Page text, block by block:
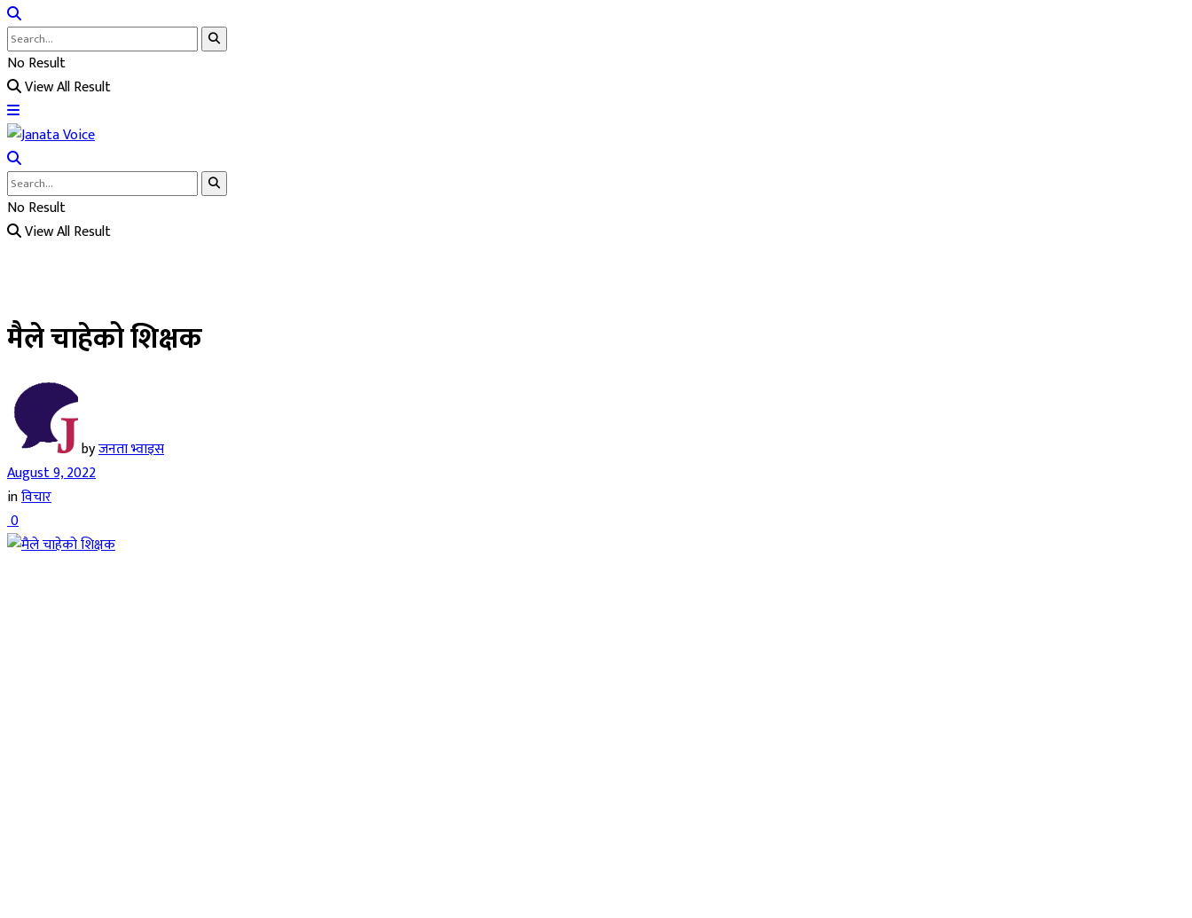
No Result
View All Result
No Result
View All Result
मैले चाहेको शिक्षक
byजनता भ्वाइस
August 9, 2022
inविचार
0